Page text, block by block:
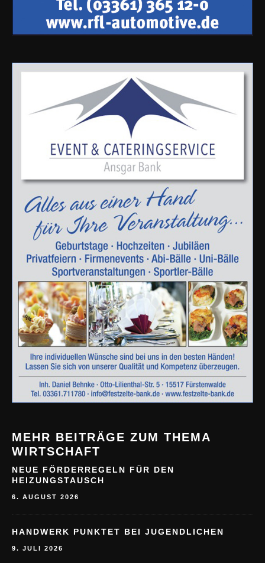
MEHR BEITRÄGE ZUM THEMA
WIRTSCHAFT
NEUE FÖRDERREGELN FÜR DEN
HEIZUNGSTAUSCH
6. AUGUST 2026
HANDWERK PUNKTET BEI JUGENDLICHEN
9. JULI 2026